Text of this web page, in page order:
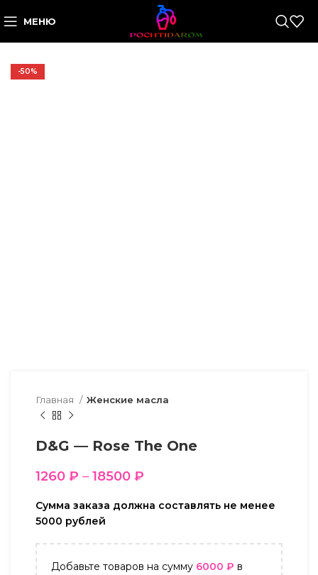
МЕНЮ
-50%
Главная Женские масла
D&G — Rose The One
1260 ₽ – 18500 ₽
Сумма заказа должна составлять не менее
5000 рублей
Добавьте товаров на сумму 6000 ₽ в